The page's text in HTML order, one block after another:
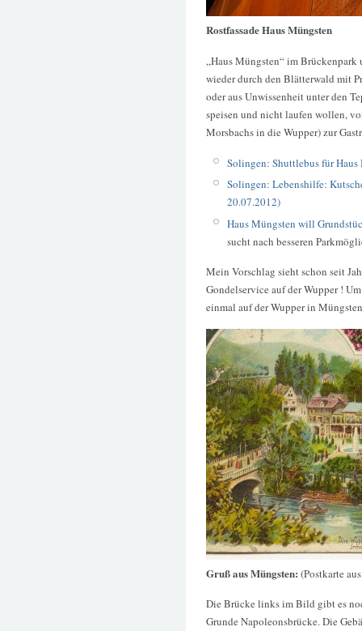
Rostfassade Haus Müngsten
„Haus Müngsten“ im
wieder durch den Blätterwald mit
oder aus Unwissenheit unter den
speisen und nicht laufen wollen,
Morsbachs in die Wupper) zur
Solingen: Shuttlebus für
Solingen: Lebenshilfe:
20.07.2012)
Haus Müngsten will
sucht nach besseren
Mein Vorschlag sieht schon seit
Gondelservice auf der Wupper !
einmal auf der Wupper in
Gruß aus Müngsten: (Postkarte
Die Brücke links im Bild gibt es
Grunde Napoleonsbrücke. Die